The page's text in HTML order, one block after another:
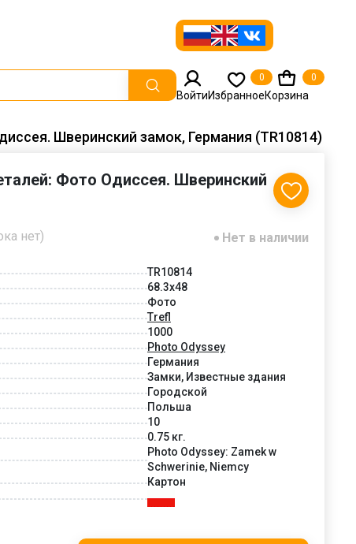
ВойтиИзбранное
0
Корзина
0
Шверинский замок, Германия (TR10814)
Фото Одиссея. Шверинский
нет) Нет в наличии
TR10814
68.3x48
Фото
Trefl
1000
Photo Odyssey
Германия
Замки, Известные здания
Городской
Польша
10
0.75 кг.
Photo Odyssey: Zamek w
Schwerinie, Niemcy
Картон